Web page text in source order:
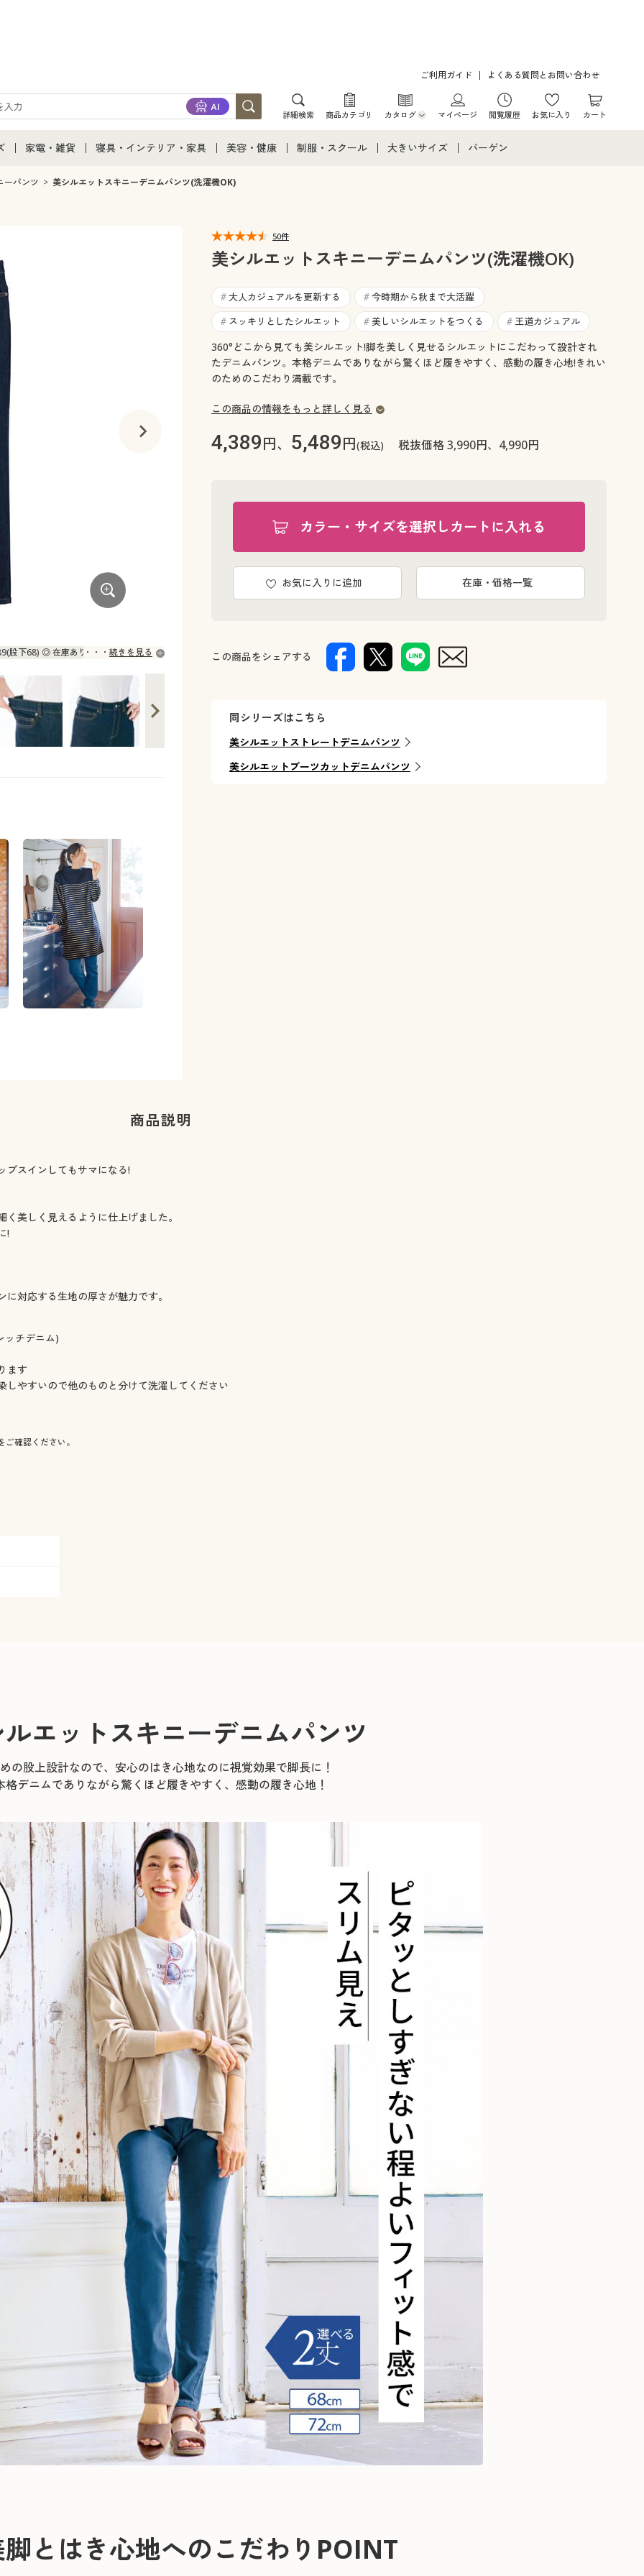
ご利用ガイド よくある質問とお問い合わせ
詳細検索 商品カテゴリ カタログ
カタログ・チラシからのご注文
マイページ 閲覧履歴 お気に入り カート
通販すべて
家電・雑貨
家電・雑貨すべて
寝具・インテリア・家具
寝具・インテリア・家具通販すべて
カーテン・ラグ・ファブリック
美容・健康
美容・健康通販すべて
制服・スクール
ジュニア・ティーンズ下着
大きいサイズ
大きいサイズ レディース下着
大きいサイズ メンズ
大きいサイズ 事務・制服
バーゲン
ーパンツ 美シルエットスキニーデニムパンツ(洗濯機OK)
股下68) ◎ 在庫あり
股下68) ◎ 在庫あり
股下72) ◎ 在庫あり
股下68) ○ 在庫わずか
続きを見る
50件
美シルエットスキニーデニムパンツ(洗濯機OK)
# 大人カジュアルを更新する # 今時期から秋まで大活躍
# スッキリとしたシルエット # 美しいシルエットをつくる # 王道カジュアル
360°どこから見ても美シルエット!脚を美しく見せるシルエットにこだわって設計され
たデニムパンツ。本格デニムでありながら驚くほど履きやすく、感動の履き心地!きれい
のためのこだわり満載です。
この商品の情報をもっと詳しく見る
4,389円、 5,489円(税込) 税抜価格 3,990円、4,990円
カラー・サイズを選択しカートに入れる
お気に入りに追加 在庫・価格一覧
この商品をシェアする
同シリーズはこちら
美シルエットストレートデニムパンツ
美シルエットブーツカットデニムパンツ
商品説明
プスインしてもサマになる!
美しく見えるように仕上げました。
!
対応する生地の厚さが魅力です。
ッチデニム)
ます
やすいので他のものと分けて洗濯してください
ご確認ください。
エットスキニーデニムパンツ
の股上設計なので、安心のはき心地なのに視覚効果で脚長に！
格デニムでありながら驚くほど履きやすく、感動の履き心地！
とはき心地へのこだわり POINT